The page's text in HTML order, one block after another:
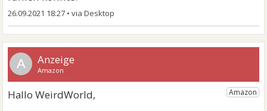
26.09.2021 18:27 •
A